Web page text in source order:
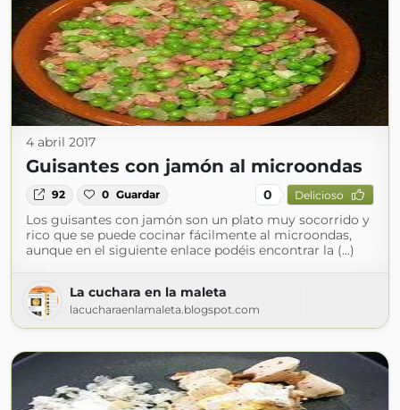
4 abril 2017
Guisantes con jamón al microondas
92 0 Guardar 0 Delicioso
Los guisantes con jamón son un plato muy socorrido y
rico que se puede cocinar fácilmente al microondas,
aunque en el siguiente enlace podéis encontrar la (...)
La cuchara en la maleta
lacucharaenlamaleta.blogspot.com